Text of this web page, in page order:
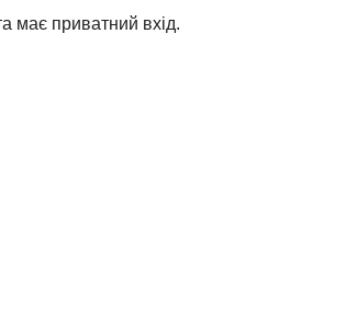
має приватний вхід.